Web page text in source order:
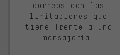
correos con las
limitaciones que
tiene frente a una
mensajería.